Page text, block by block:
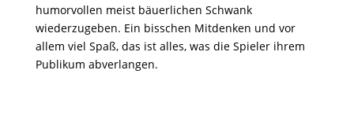
humorvollen meist bäuerlichen Schwank
wiederzugeben. Ein bisschen Mitdenken und vor
allem viel Spaß, das ist alles, was die Spieler ihrem
Publikum abverlangen.